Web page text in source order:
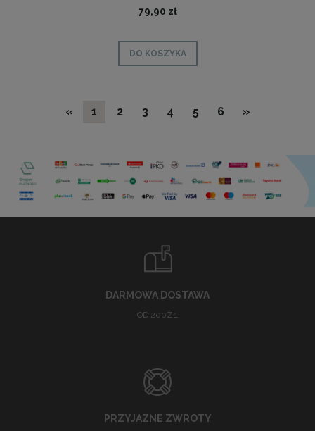
79,90 zł
DO KOSZYKA
« 1 2 3 4 5 6 »
DARMOWA DOSTAWA
OD 200ZŁ
PRZYJAZNE ZWROTY